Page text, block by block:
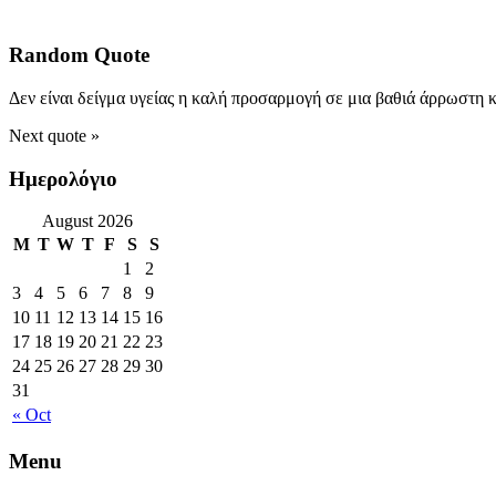
Random Quote
Δεν είναι δείγμα υγείας η καλή προσαρμογή σε μια βαθιά άρρωστη
Next quote »
Ημερολόγιο
August 2026
M T W T F S S
« Oct
1
2
3
4 5 6 7 8
9
10 11 12 13 14 15 16
17 18 19 20 21 22 23
24 25 26 27 28 29 30
31
Menu